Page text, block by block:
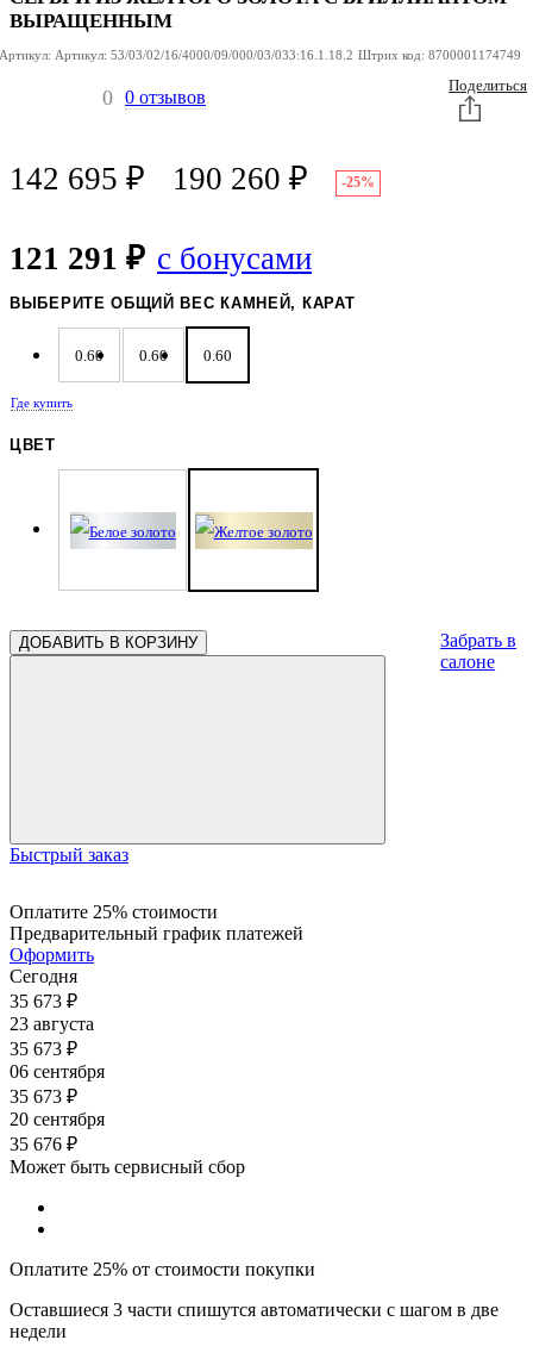
ВЫРАЩЕННЫМ
Артикул: Артикул: 53/03/02/16/4000/09/000/03/033:16.1.18.2 Штрих код: 8700001174749
0 0 отзывов
Поделиться
142 695 ₽ 190 260 ₽ -25%
121 291 ₽ с бонусами
ВЫБЕРИТЕ ОБЩИЙ ВЕС КАМНЕЙ, КАРАТ
0.60 0.60 0.60
Где купить
ЦВЕТ
ДОБАВИТЬ В КОРЗИНУ
Быстрый заказ
Забрать в
салоне
Оплатите 25% стоимости
Предварительный график платежей
Оформить
Сегодня
35 673 ₽
23 августа
35 673 ₽
06 сентября
35 673 ₽
20 сентября
35 676 ₽
Может быть сервисный сбор
Оплатите 25% от стоимости покупки
Оставшиеся 3 части спишутся автоматически с шагом в две
недели